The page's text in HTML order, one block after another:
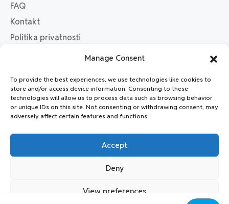
Manage Consent
To provide the best experiences, we use technologies like cookies to
store and/or access device information. Consenting to these
technologies will allow us to process data such as browsing behavior
or unique IDs on this site. Not consenting or withdrawing consent, may
adversely affect certain features and functions.
Accept
Deny
View preferences
FAQ
Kontakt
Politika privatnosti
Opći uvjeti poslovanja
07:00 - 20:00
Trg Franje Tuđmana 3, 21000 Split, Croatia
+385 99 209 3064
Made byWorkspace